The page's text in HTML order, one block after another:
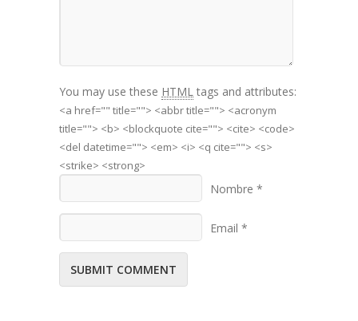
You may use these HTML tags and attributes:
<a href="" title=""> <abbr title=""> <acronym
title=""> <b> <blockquote cite=""> <cite> <code>
<del datetime=""> <em> <i> <q cite=""> <s>
<strike> <strong>
Nombre *
Email *